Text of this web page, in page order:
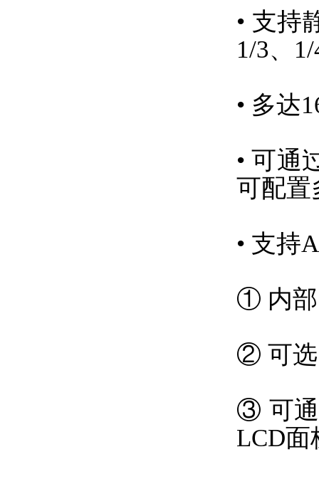
• 支持
1/3、
• 多达
• 可通
可配置
• 支持
① 内部
② 可选
③ 可通
LCD面